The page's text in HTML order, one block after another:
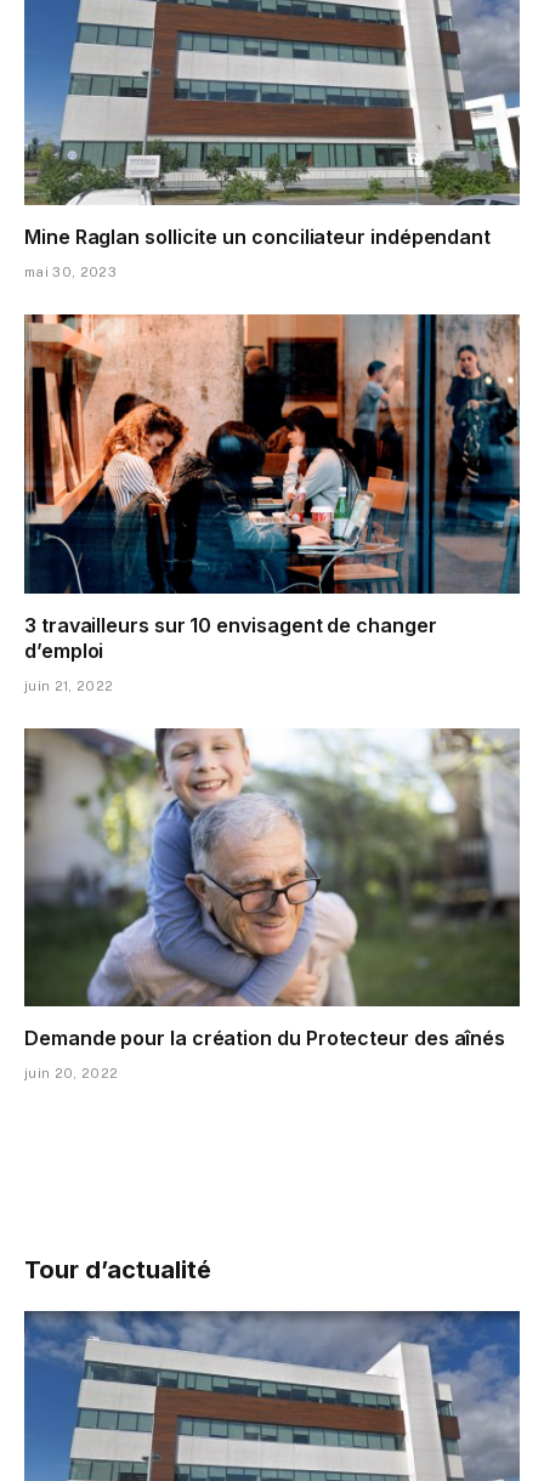
Mine Raglan sollicite un conciliateur indépendant
mai 30, 2023
3 travailleurs sur 10 envisagent de changer
d’emploi
juin 21, 2022
Demande pour la création du Protecteur des aînés
juin 20, 2022
Tour d’actualité